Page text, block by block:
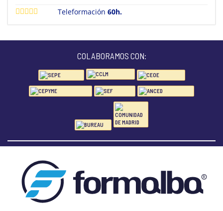
Teleformación60h.
COLABORAMOS CON: